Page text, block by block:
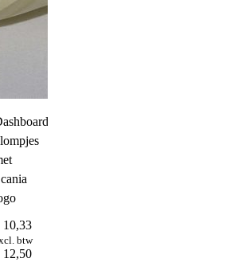
10,33
btw
12,50